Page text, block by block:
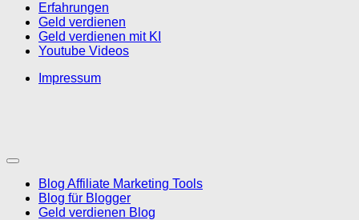
Erfahrungen
Geld verdienen
Geld verdienen mit KI
Youtube Videos
Impressum
Blog Affiliate Marketing Tools
Blog für Blogger
Geld verdienen Blog